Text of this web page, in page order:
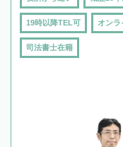
19時以降TEL可 オンラ
司法書士在籍